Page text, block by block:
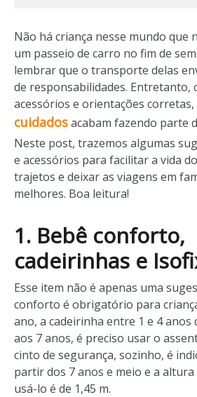
Não há criança nesse mundo que
um passeio de carro no fim de
lembrar que o transporte delas
de responsabilidades. Entretanto,
acessórios e orientações corretas,
cuidadosacabam fazendo parte
Neste post, trazemos algumas
e acessórios para facilitar a vida
trajetos e deixar as viagens em
melhores. Boa leitura!
1. Bebê conforto,
cadeirinhas e
Esse item não é apenas uma
conforto é obrigatório para
ano, a cadeirinha entre 1 e 4 anos
aos 7 anos, é preciso usar o
cinto de segurança, sozinho, é
partir dos 7 anos e meio e a
usá-lo é de 1,45 m.